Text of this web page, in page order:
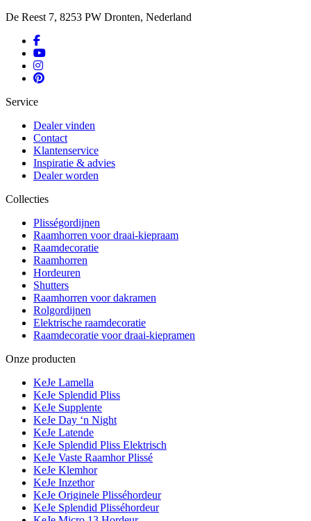
De Reest 7, 8253 PW Dronten, Nederland
Service
Dealer vinden
Contact
Klantenservice
Inspiratie & advies
Dealer worden
Collecties
Plisségordijnen
Raamhorren voor draai-kiepraam
Raamdecoratie
Raamhorren
Hordeuren
Shutters
Raamhorren voor dakramen
Rolgordijnen
Elektrische raamdecoratie
Raamdecoratie voor draai-kiepramen
Onze producten
KeJe Lamella
KeJe Splendid Pliss
KeJe Supplente
KeJe Day ‘n Night
KeJe Latende
KeJe Splendid Pliss Elektrisch
KeJe Vaste Raamhor Plissé
KeJe Klemhor
KeJe Inzethor
KeJe Originele Plisséhordeur
KeJe Splendid Plisséhordeur